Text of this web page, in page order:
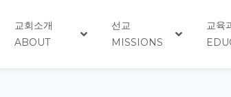
교회소개
ABOUT
선교
MISSIONS
교육